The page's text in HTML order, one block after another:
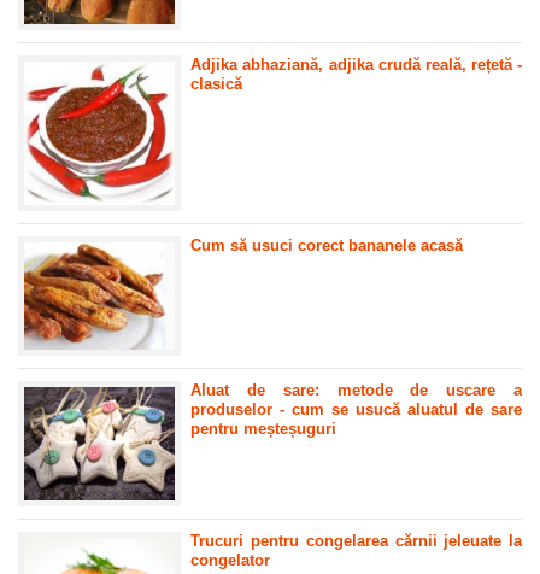
Adjika abhaziană, adjika crudă reală, rețetă -
clasică
Cum să usuci corect bananele acasă
Aluat de sare: metode de uscare a
produselor - cum se usucă aluatul de sare
pentru meșteșuguri
Trucuri pentru congelarea cărnii jeleuate la
congelator